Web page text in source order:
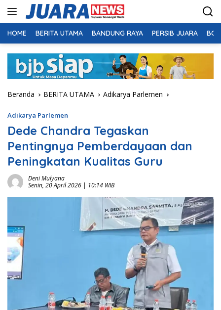
HOME BERITA UTAMA BANDUNG RAYA PERSIB JUARA
Beranda BERITA UTAMA Adikarya Parlemen
Adikarya Parlemen
Dede Chandra Tegaskan
Pentingnya Pemberdayaan dan
Peningkatan Kualitas Guru
Deni Mulyana
Senin, 20 April 2026 | 10:14 WIB